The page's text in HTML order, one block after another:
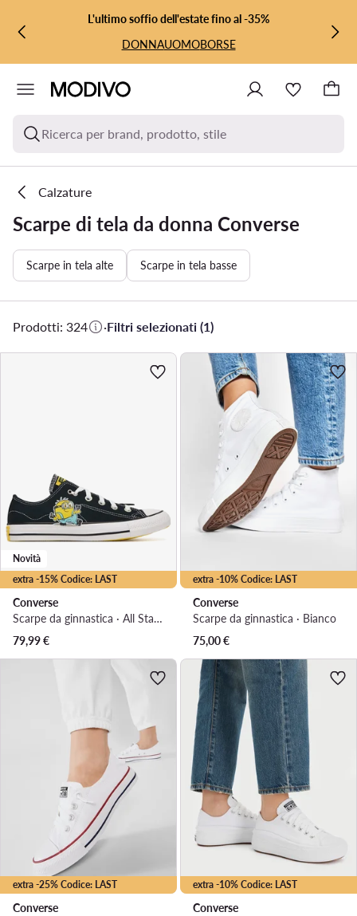
VAI AL CONTENUTO PRINCIPALE
VAI ALLA RICERCAL'ultimo soffio dell'estate fino al -35%
DONNAUOMOBORSE
Ricerca per brand, prodotto, stile
Calzature
Scarpe di tela da donna Converse
Scarpe in tela alte Scarpe in tela basse
Prodotti: 324 ·Filtri selezionati (1)
extra -15% Codice: LAST
Novità
Converse
Scarpe da ginnastica · All Star · Nero
79,99€
extra -10% Codice: LAST
Converse
Scarpe da ginnastica · Bianco
75,00€
extra -25% Codice: LAST
Converse
extra -10% Codice: LAST
Converse